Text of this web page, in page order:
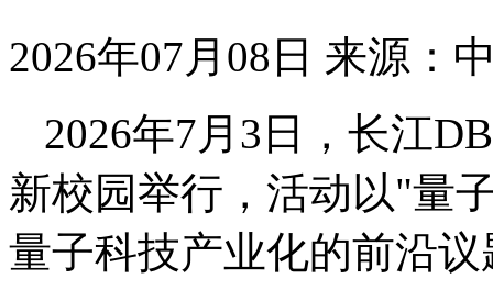
2026年07月08日 来源：
2026年7月3日，长江
新校园举行，活动以"量
量子科技产业化的前沿